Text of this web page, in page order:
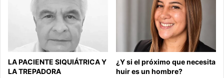
LA PACIENTE SIQUIÁTRICA Y
LA TREPADORA
¿Y si el próximo que necesita
huir es un hombre?